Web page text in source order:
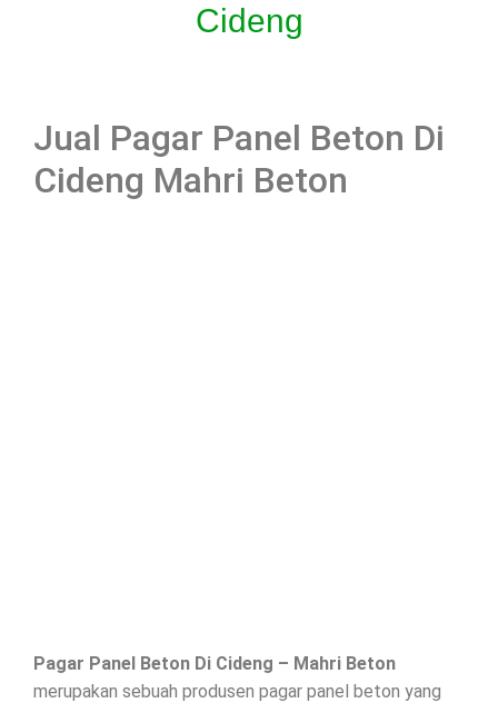
Cideng
Jual Pagar Panel Beton Di
Cideng Mahri Beton
Pagar Panel Beton Di Cideng – Mahri Beton
merupakan sebuah produsen pagar panel beton yang